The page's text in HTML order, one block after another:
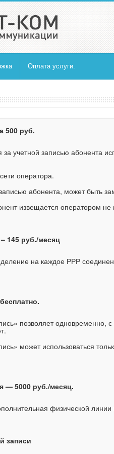
Оплата услуги.
500 руб.
учетной записью абонента
оператора.
абонента, может быть
извещается оператором
145 руб./месяц
на каждое РРР
позволяет одновременно,
может использоваться
— 5000 руб./месяц.
физической
записи